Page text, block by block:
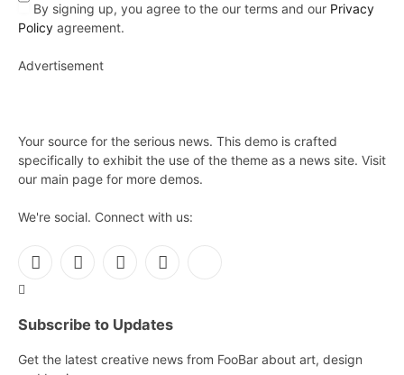
By signing up, you agree to the our terms and our Privacy
Policy agreement.
Advertisement
Your source for the serious news. This demo is crafted
specifically to exhibit the use of the theme as a news site. Visit
our main page for more demos.
We're social. Connect with us:
Facebook
X
InstagramPinterest
Subscribe to Updates
Get the latest creative news from FooBar about art, design